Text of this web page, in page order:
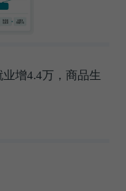
增4.4万，商品生